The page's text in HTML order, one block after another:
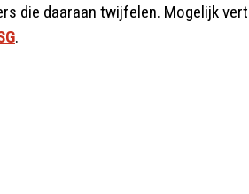
die daaraan twijfelen. Mogelijk
.